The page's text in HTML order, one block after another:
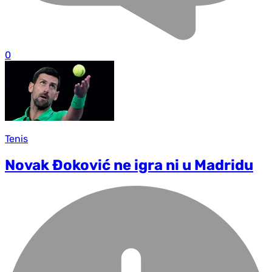
0
Tenis
Novak Đoković ne igra ni u Madridu